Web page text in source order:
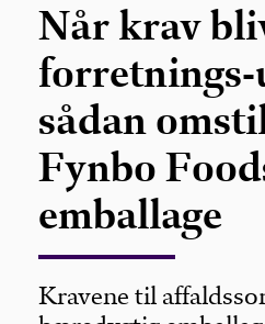
Når krav
sådan
Fynbo
emballage
Kravene til